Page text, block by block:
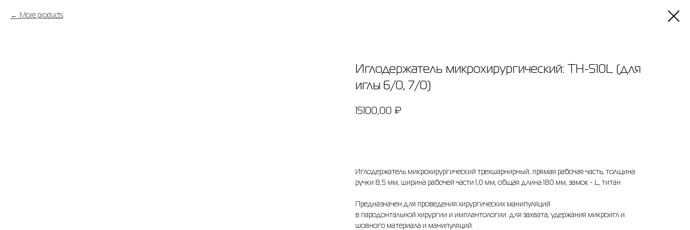
More products
Иглодержатель микрохирургический: TH-510L (для
иглы 6/0, 7/0)
15100,00 ₽
Иглодержатель микрохирургический трехшарнирный, прямая рабочая часть, толщина
ручки 8,5 мм, ширина рабочей части 1,0 мм, общая длина 180 мм, замок - L, титан
Предназначен для проведения хирургических манипуляций
в пародонтальной хирургии и имплантологии: для захвата, удержания микроигл и
шовного материала и манипуляций.